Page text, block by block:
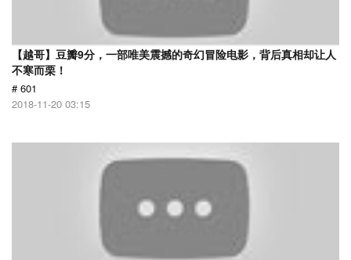
【越哥】豆瓣9分，一部唯美震撼的奇幻冒险电影，背后真相却让人
不寒而栗！
# 601
2018-11-20 03:15